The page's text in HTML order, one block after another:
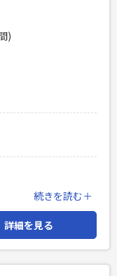
年以上
)
ンをご担当いただき
リデザイン・新規デ
拠とした、デザイ
続きを読む＋
詳細を見る